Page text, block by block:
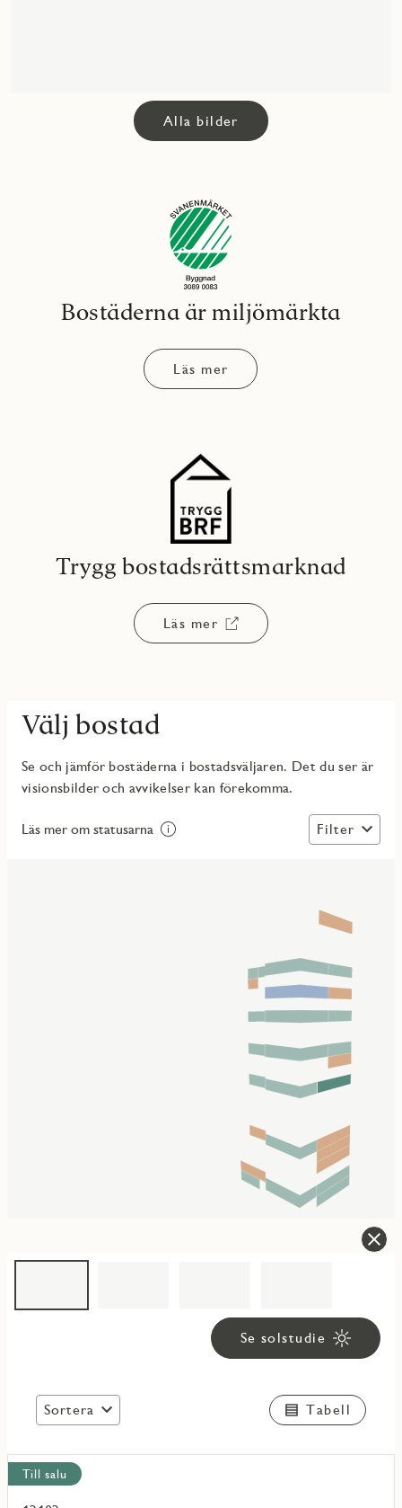
Alla bilder
Bostäderna är miljömärkta
Läs mer
Trygg bostadsrättsmarknad
Läs mer
Välj bostad
Se och jämför bostäderna i bostadsväljaren. Det du ser är
visionsbilder och avvikelser kan förekomma.
Läs mer om statusarna Filter
Se solstudie
Sortera Tabell
Visa
alla
Till salu